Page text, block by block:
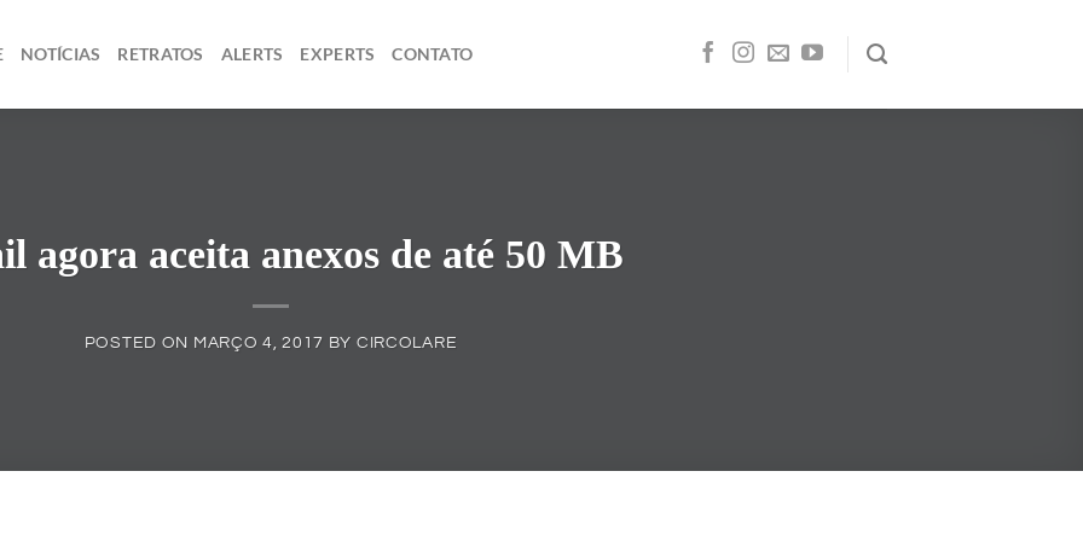
NOTÍCIAS RETRATOS ALERTS EXPERTS CONTATO
agora aceita anexos de até 50 MB
POSTED ON MARÇO 4, 2017 BY CIRCOLARE